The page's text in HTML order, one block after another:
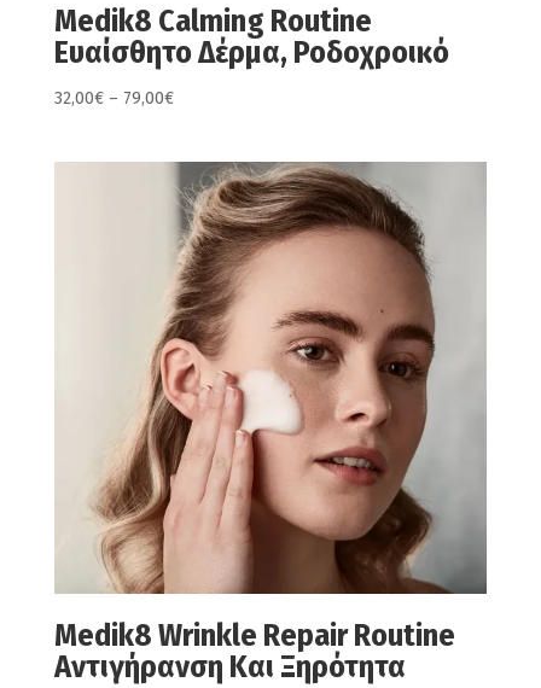
Medik8 Calming Routine
Ευαίσθητο Δέρμα, Ροδοχροικό
32,00€ – 79,00€Price
through
79,00€
Medik8 Wrinkle Repair Routine
Αντιγήρανση Και Ξηρότητα